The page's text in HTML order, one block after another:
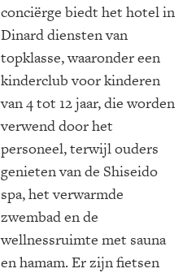
conciërge biedt het hotel in
Dinard diensten van
topklasse, waaronder een
kinderclub voor kinderen
van 4 tot 12 jaar, die worden
verwend door het
personeel, terwijl ouders
genieten van de Shiseido
spa, het verwarmde
zwembad en de
wellnessruimte met sauna
en hamam. Er zijn fietsen